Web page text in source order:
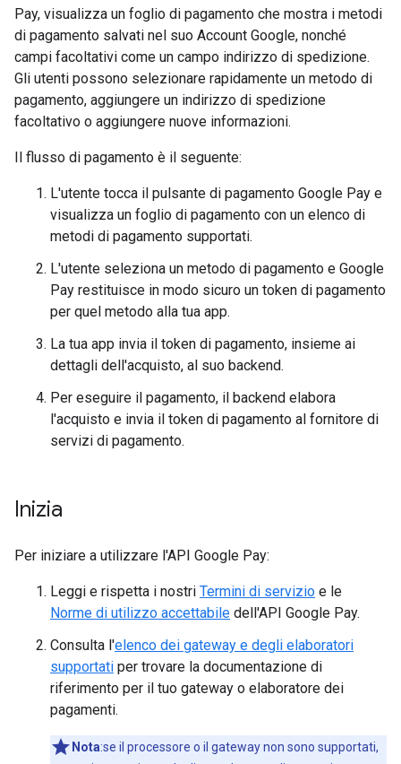
Pay, visualizza un foglio di pagamento che mostra i metodi
di pagamento salvati nel suo Account Google, nonché
campi facoltativi come un campo indirizzo di spedizione.
Gli utenti possono selezionare rapidamente un metodo di
pagamento, aggiungere un indirizzo di spedizione
facoltativo o aggiungere nuove informazioni.
Il flusso di pagamento è il seguente:
L'utente tocca il pulsante di pagamento Google Pay e
visualizza un foglio di pagamento con un elenco di
metodi di pagamento supportati.
L'utente seleziona un metodo di pagamento e Google
Pay restituisce in modo sicuro un token di pagamento
per quel metodo alla tua app.
La tua app invia il token di pagamento, insieme ai
dettagli dell'acquisto, al suo backend.
Per eseguire il pagamento, il backend elabora
l'acquisto e invia il token di pagamento al fornitore di
servizi di pagamento.
Inizia
Per iniziare a utilizzare l'API Google Pay:
Leggi e rispetta i nostri Termini di servizio e le
Norme di utilizzo accettabile dell'API Google Pay.
Consulta l'elenco dei gateway e degli elaboratori
supportati per trovare la documentazione di
riferimento per il tuo gateway o elaboratore dei
pagamenti.
Nota:se il processore o il gateway non sono supportati,